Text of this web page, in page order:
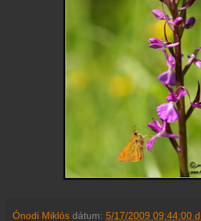
Ónodi Miklós dátum: 5/17/2009 09:44:00